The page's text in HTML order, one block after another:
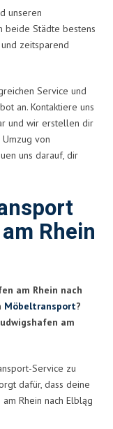
unseren
beide Städte bestens
zeitsparend
Service und
an. Kontaktiere uns
und wir erstellen dir
von
uns darauf, dir
Rhein
am Rhein nach
Möbeltransport?
am
Service zu
dafür, dass deine
Rhein nach Elbląg